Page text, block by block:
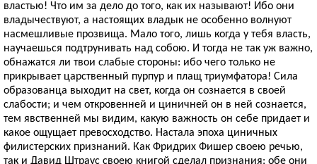
властью! Что им за дело до того, как их называют! Ибо они
владычествуют, а настоящих владык не особенно волнуют
насмешливые прозвища. Мало того, лишь когда у тебя власть,
научаешься подтрунивать над собою. И тогда не так уж важно,
обнажатся ли твои слабые стороны: ибо чего только не
прикрывает царственный пурпур и плащ триумфатора! Сила
образованца выходит на свет, когда он сознается в своей
слабости; и чем откровенней и циничней он в ней сознается,
тем явственней мы видим, какую важность он себе придает и
какое ощущает превосходство. Настала эпоха циничных
филистерских признаний. Как Фридрих Фишер своею речью,
так и Давид Штраус своею книгой сделал признания: обе они